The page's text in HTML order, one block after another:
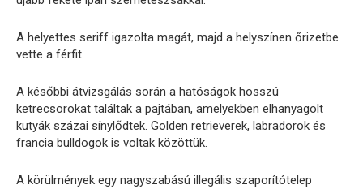
A helyettes seriff igazolta magát, majd a helyszínen őrizetbe
vette a férfit.
A későbbi átvizsgálás során a hatóságok hosszú
ketrecsorokat találtak a pajtában, amelyekben elhanyagolt
kutyák százai sínylődtek. Golden retrieverek, labradorok és
francia bulldogok is voltak közöttük.
A körülmények egy nagyszabású illegális szaporítótelep